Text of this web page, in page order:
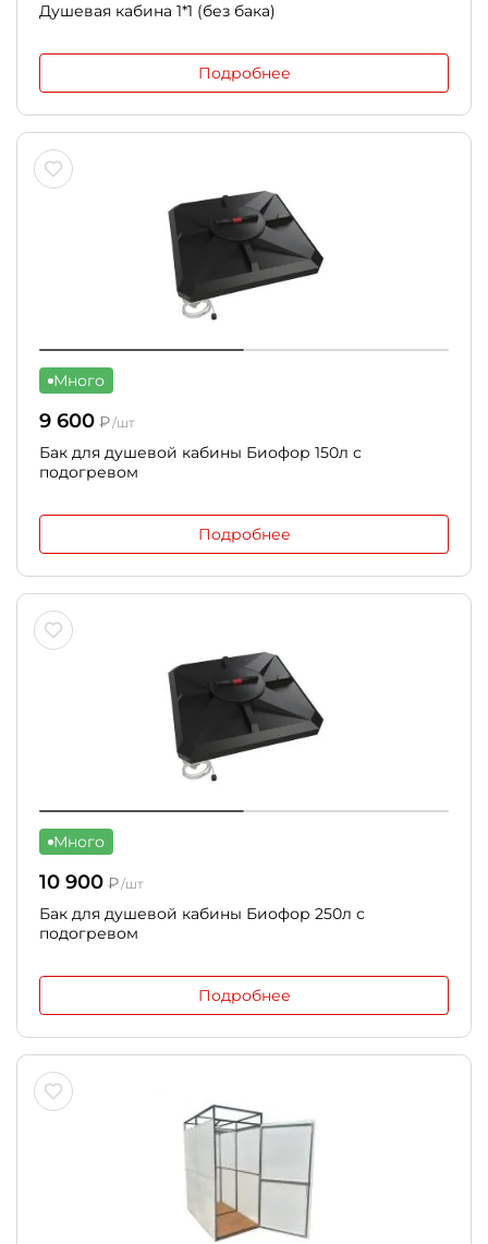
Душевая кабина 1*1 (без бака)
Подробнее
Много
9 600 ₽/шт
Бак для душевой кабины Биофор 150л с
подогревом
Подробнее
Много
10 900 ₽/шт
Бак для душевой кабины Биофор 250л с
подогревом
Подробнее